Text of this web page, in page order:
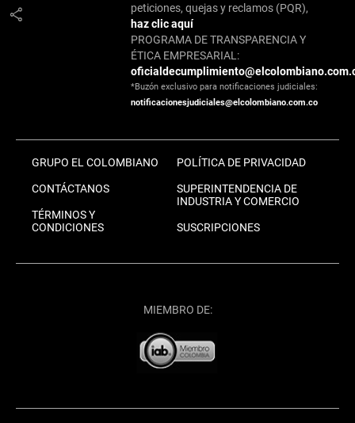
share
peticiones, quejas y reclamos (PQR),
haz clic aquí
PROGRAMA DE TRANSPARENCIA Y
ÉTICA EMPRESARIAL:
*Buzón exclusivo para notificaciones judiciales:
notificacionesjudiciales@elcolombiano.com.co
GRUPO EL COLOMBIANO
CONTÁCTANOS
TÉRMINOS Y
CONDICIONES
POLÍTICA DE PRIVACIDAD
SUPERINTENDENCIA DE
INDUSTRIA Y COMERCIO
SUSCRIPCIONES
MIEMBRO DE: